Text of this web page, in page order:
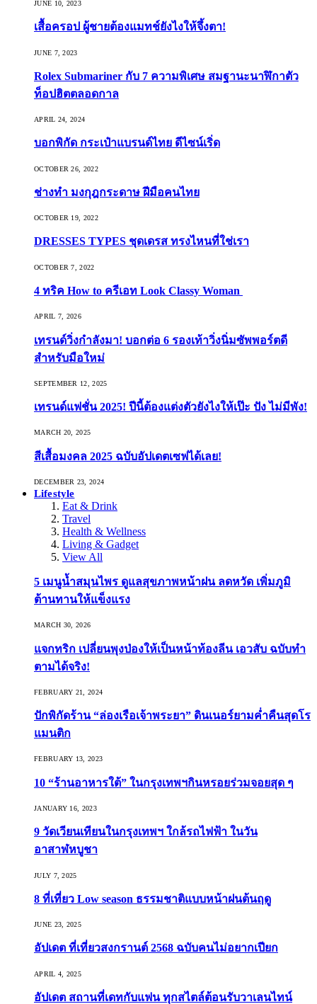
JUNE 10, 2023
เสื้อครอป ผู้ชายต้องแมทช์ยังไงให้จึ้งตา!
JUNE 7, 2023
Rolex Submariner กับ 7 ความพิเศษ สมฐานะนาฬิกาตัว
ท็อปฮิตตลอดกาล
APRIL 24, 2024
บอกพิกัด กระเป๋าแบรนด์ไทย ดีไซน์เริ่ด
OCTOBER 26, 2022
ช่างทำ มงกุฎกระดาษ ฝีมือคนไทย
OCTOBER 19, 2022
DRESSES TYPES ชุดเดรส ทรงไหนที่ใช่เรา
OCTOBER 7, 2022
4 ทริค How to ครีเอท Look Classy Woman
APRIL 7, 2026
เทรนด์วิ่งกำลังมา! บอกต่อ 6 รองเท้าวิ่งนิ่มซัพพอร์ตดี
สำหรับมือใหม่
SEPTEMBER 12, 2025
เทรนด์แฟชั่น 2025! ปีนี้ต้องแต่งตัวยังไงให้เป๊ะ ปัง ไม่มีพัง!
MARCH 20, 2025
สีเสื้อมงคล 2025 ฉบับอัปเดตเซฟได้เลย!
DECEMBER 23, 2024
Lifestyle
Eat & Drink
Travel
Health & Wellness
Living & Gadget
View All
5 เมนูน้ำสมุนไพร ดูแลสุขภาพหน้าฝน ลดหวัด เพิ่มภูมิ
ต้านทานให้แข็งแรง
MARCH 30, 2026
แจกทริก เปลี่ยนพุงป่องให้เป็นหน้าท้องลีน เอวสับ ฉบับทำ
ตามได้จริง!
FEBRUARY 21, 2024
ปักพิกัดร้าน “ล่องเรือเจ้าพระยา” ดินเนอร์ยามค่ำคืนสุดโร
แมนติก
FEBRUARY 13, 2023
10 “ร้านอาหารใต้” ในกรุงเทพฯกินหรอยร่วมจอยสุด ๆ
JANUARY 16, 2023
9 วัดเวียนเทียนในกรุงเทพฯ ใกล้รถไฟฟ้า ในวัน
อาสาฬหบูชา
JULY 7, 2025
8 ที่เที่ยว Low season ธรรมชาติแบบหน้าฝนต้นฤดู️
JUNE 23, 2025
อัปเดต ที่เที่ยวสงกรานต์ 2568 ฉบับคนไม่อยากเปียก
APRIL 4, 2025
อัปเดต สถานที่เดทกับแฟน ทุกสไตล์ต้อนรับวาเลนไทน์